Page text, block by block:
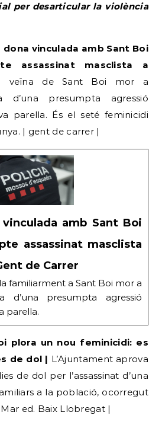
per desarticular la violència
vinculada amb Sant Boi
assassinat masclista a
veïna de Sant Boi mor a
d’una presumpta agressió
parella. És el seté feminicidi
| gent de carrer |
amb Sant Boi
assassinat masclista
de Carrer
familiarment a Sant Boi mor a
d’una presumpta agressió
parella.
plora un nou feminicidi: es
de dol | L’Ajuntament aprova
de dol per l’assassinat d’una
a la població, ocorregut
ed. Baix Llobregat |